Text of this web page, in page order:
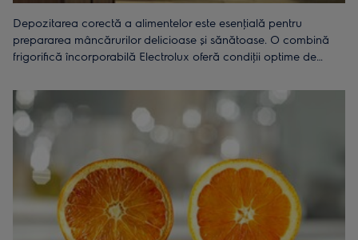
Depozitarea corectă a alimentelor este esenţială pentru
prepararea mâncărurilor delicioase și sănătoase. O combină
frigorifică încorporabilă Electrolux oferă condiţii optime de
prospeţimea ingredientelor. Indiferent dacă alegi o combină
frigorifică side-by-side sau un model standard încorporabil,
tehnologia avansată Electrolux îţi asigură performanţă și
eficienţă.